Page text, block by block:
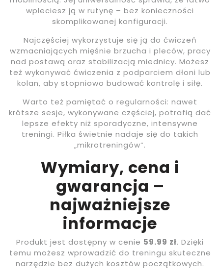
wpleciesz ją w rutynę – bez konieczności
skomplikowanej konfiguracji.
Najczęściej wykorzystuje się ją do ćwiczeń
wzmacniających mięśnie brzucha i pleców, pracy
nad postawą oraz stabilizacją miednicy. Możesz
też wykonywać ćwiczenia z podparciem dłoni lub
kolan, aby stopniowo budować kontrolę i siłę.
Warto też pamiętać o regularności: nawet
krótsze sesje, wykonywane częściej, potrafią dać
lepsze efekty niż sporadyczne, intensywne
treningi. Piłka świetnie nadaje się do takich
„mikrotreningów”.
Wymiary, cena i
gwarancja –
najważniejsze
informacje
Produkt jest dostępny w cenie 59.99 zł. Dzięki
temu możesz wprowadzić do treningu skuteczne
narzędzie bez dużych kosztów początkowych.